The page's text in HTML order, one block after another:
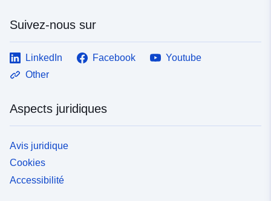
Suivez-nous sur
LinkedIn Facebook
Youtube
Other
Aspects juridiques
Avis juridique
Cookies
Accessibilité